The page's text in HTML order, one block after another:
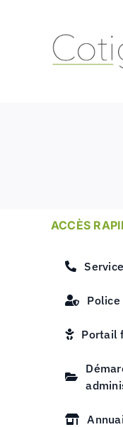
ACCÈS
Police
Portail